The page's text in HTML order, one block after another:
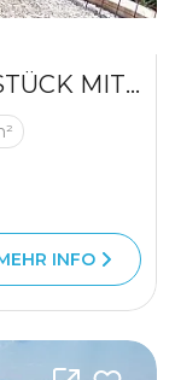
EXKLUSIVES BAUGRUNDSTÜCK MIT MEERBLICK IN KAVAČ
INFO